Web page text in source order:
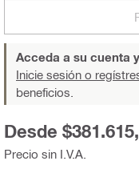
Acceda a su cuenta
Inicie sesión o
beneficios.
Precio sin I.V.A.
Desde